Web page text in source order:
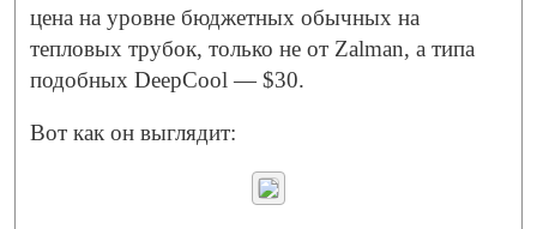
цена на уровне бюджетных обычных на
тепловых трубок, только не от Zalman, а типа
подобных DeepCool — $30.
Вот как он выглядит: